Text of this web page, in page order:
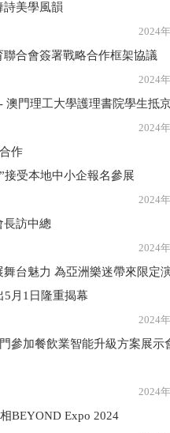
美學風韻
5月2
合會簽署戰略合作框架協議
5月2
澳門理工大學護理書院學生抵
5月2
作
接受本地中小企報名參展
5月2
長訪中總
5月2
台魅力 為亞洲樂迷帶來限定
5月1日隆重揭幕
5月2
參加餐飲業智能升級方案展示
5月2
BEYOND Expo 2024